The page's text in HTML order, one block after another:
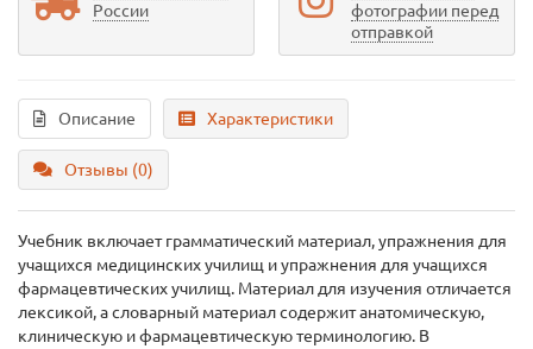
России
фотографии перед
отправкой
Описание Характеристики
Отзывы (0)
Учебник включает грамматический материал, упражнения для
учащихся медицинских училищ и упражнения для учащихся
фармацевтических училищ. Материал для изучения отличается
лексикой, а словарный материал содержит анатомическую,
клиническую и фармацевтическую терминологию. В